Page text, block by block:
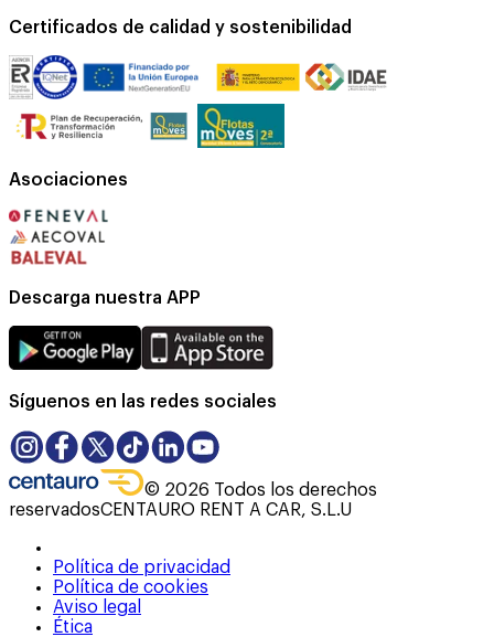
Certificados de calidad y sostenibilidad
Asociaciones
Descarga nuestra APP
Síguenos en las redes sociales
© 2026 Todos los derechos
reservadosCENTAURO RENT A CAR, S.L.U
Política de privacidad
Política de cookies
Aviso legal
Ética